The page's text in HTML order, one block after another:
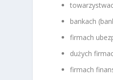
bankach
firmach
dużych
firmach